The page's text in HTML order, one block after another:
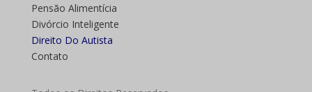
Pensão Alimentícia
Divórcio Inteligente
Direito Do Autista
Contato